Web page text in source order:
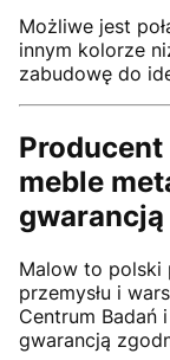
Możliwe jest
innym kolorze
zabudowę do
Producent
meble
gwarancją
Malow to polski
przemysłu i
Centrum Badań
gwarancją